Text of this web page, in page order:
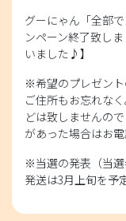
グーにゃん「全部
ンペーン終了致し
いました♪】
※希望のプレゼン
ご住所もお忘れな
どは致しませんの
があった場合はお電
※当選の発表（当
発送は3月上旬を予